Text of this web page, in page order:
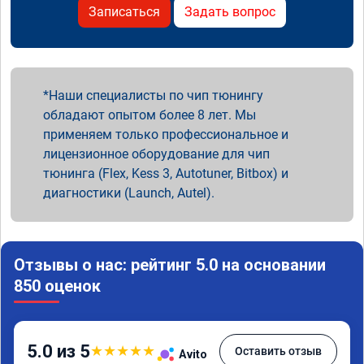
Записаться Задать вопрос
Наши специалисты по чип тюнингу
обладают опытом более 8 лет. Мы
применяем только профессиональное и
лицензионное оборудование для чип
тюнинга (Flex, Kess 3, Autotuner, Bitbox) и
диагностики (Launch, Autel).
Отзывы о нас: рейтинг 5.0 на основании
850 оценок
5.0 из 5★★★★★ Avito Оставить отзыв